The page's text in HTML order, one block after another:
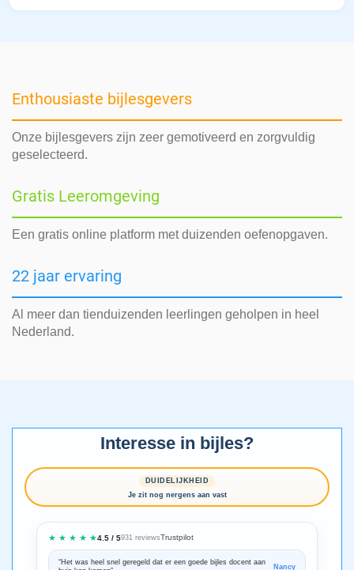
Enthousiaste bijlesgevers
Onze bijlesgevers zijn zeer gemotiveerd en zorgvuldig
geselecteerd.
Gratis Leeromgeving
Een gratis online platform met duizenden oefenopgaven.
22 jaar ervaring
Al meer dan tienduizenden leerlingen geholpen in heel
Nederland.
Interesse in bijles?
DUIDELIJKHEID
Je zit nog nergens aan vast
★ ★ ★ ★ ★4.5 / 5931 reviewsTrustpilot
“Het was heel snel geregeld dat er een goede bijles docent aan
Nancy